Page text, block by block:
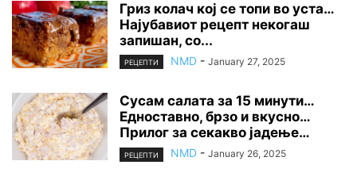
Гриз колач кој се топи во уста…
Најубавиот рецепт некогаш
запишан, со...
РЕЦЕПТИ NMD - January 27, 2025
Сусам салата за 15 минути…
Едноставно, брзо и вкусно…
Прилог за секакво јадење…
РЕЦЕПТИ NMD - January 26, 2025